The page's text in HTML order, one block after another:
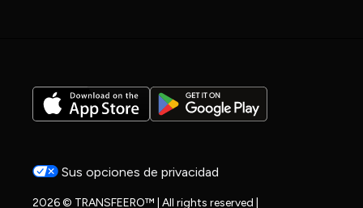
Sus opciones de privacidad
2026 © TRANSFEERO™ | All rights reserved |